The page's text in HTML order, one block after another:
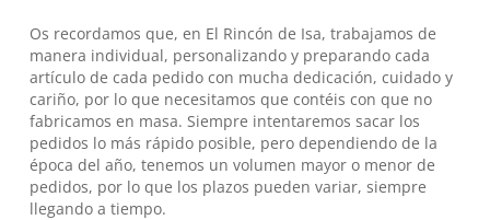
Os recordamos que, en El Rincón de Isa, trabajamos de
manera individual, personalizando y preparando cada
artículo de cada pedido con mucha dedicación, cuidado y
cariño, por lo que necesitamos que contéis con que no
fabricamos en masa. Siempre intentaremos sacar los
pedidos lo más rápido posible, pero dependiendo de la
época del año, tenemos un volumen mayor o menor de
pedidos, por lo que los plazos pueden variar, siempre
llegando a tiempo.